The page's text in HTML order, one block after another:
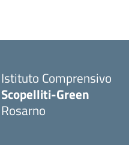
Istituto Comprensivo
Scopelliti-Green
Rosarno